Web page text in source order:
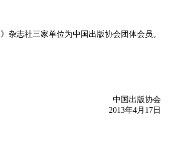
杂志社三家单位为中国出版协会团体会员。
中国出版协会
2013年4月17日